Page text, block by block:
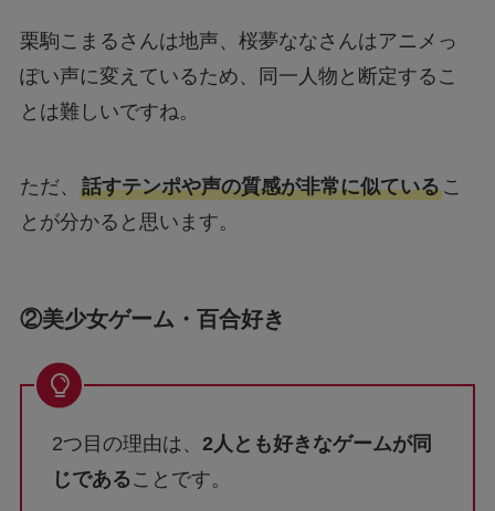
栗駒こまるさんは地声、桜夢ななさんはアニメっ
ぽい声に変えているため、同一人物と断定するこ
とは難しいですね。
ただ、 話すテンポや声の質感が非常に似ているこ
とが分かると思います。
②美少女ゲーム・百合好き
2つ目の理由は、 2人とも好きなゲームが同
じであることです。